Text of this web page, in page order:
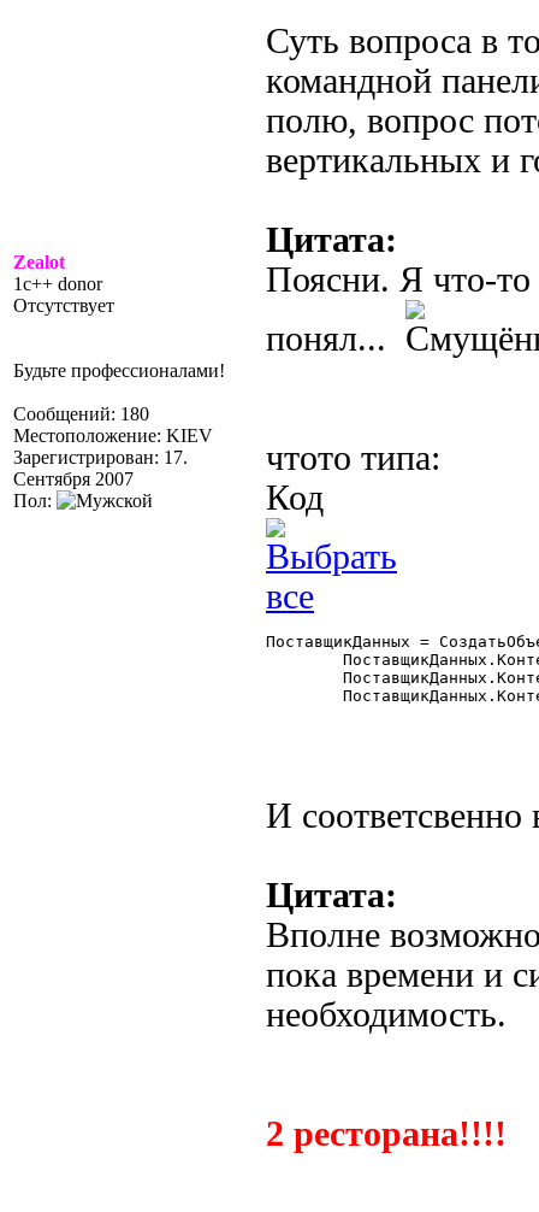
Zealot
1c++ donor
Отсутствует
Будьте профессионалами!
Сообщений: 180
Местоположение: KIEV
Зарегистрирован: 17.
Сентября 2007
Пол:
Суть вопроса в
командной
полю, вопрос
вертикальных и
Цитата:
Поясни. Я что-то
понял...
чтото типа:
Код
ПоставщикДанных =
И соответсвенно
Цитата:
Вполне
пока времени и
необходимость.
2 ресторана!!!!